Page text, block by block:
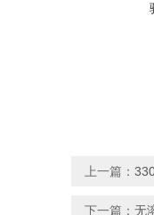
上一篇：
下一篇： 无